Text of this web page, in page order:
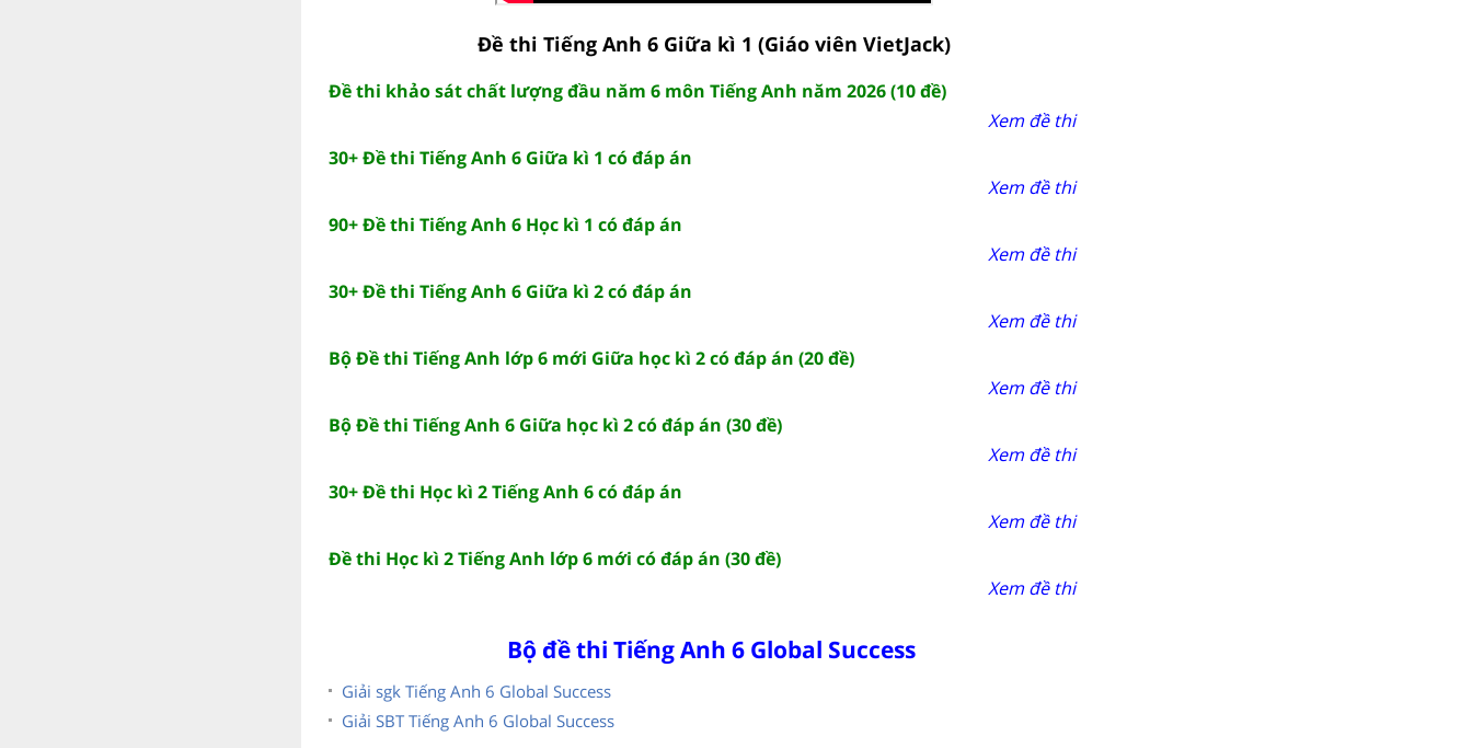
Đề thi Tiếng Anh 6 Giữa kì 1 (Giáo viên VietJack)
Đề thi khảo sát chất lượng đầu năm 6 môn Tiếng Anh năm 2026 (10 đề)
Xem đề thi
30+ Đề thi Tiếng Anh 6 Giữa kì 1 có đáp án
Xem đề thi
90+ Đề thi Tiếng Anh 6 Học kì 1 có đáp án
Xem đề thi
30+ Đề thi Tiếng Anh 6 Giữa kì 2 có đáp án
Xem đề thi
Bộ Đề thi Tiếng Anh lớp 6 mới Giữa học kì 2 có đáp án (20 đề)
Xem đề thi
Bộ Đề thi Tiếng Anh 6 Giữa học kì 2 có đáp án (30 đề)
Xem đề thi
30+ Đề thi Học kì 2 Tiếng Anh 6 có đáp án
Xem đề thi
Đề thi Học kì 2 Tiếng Anh lớp 6 mới có đáp án (30 đề)
Xem đề thi
Bộ đề thi Tiếng Anh 6 Global Success
Giải sgk Tiếng Anh 6 Global Success
Giải SBT Tiếng Anh 6 Global Success